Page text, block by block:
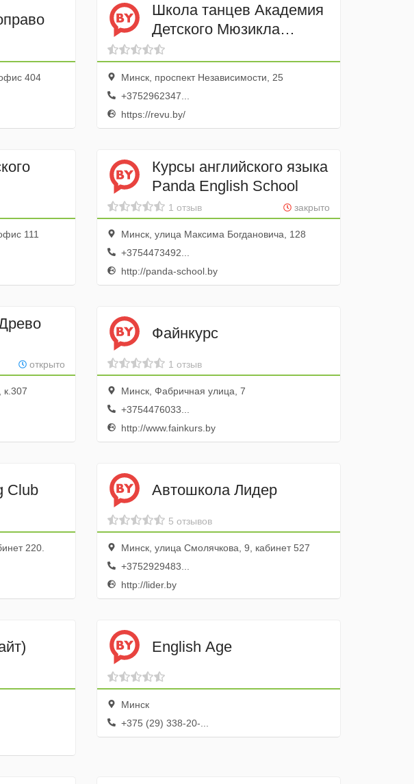
404
Школа танцев Академия
Детского Мюзикла
Натальи
Романовой Р.Э.В.Ю.
Минск, проспект Независимости, 25
+3752962347...
https://revu.by/
111
Курсы английского языка
Panda English School
закрыто
1 отзыв
Минск, улица Максима Богдановича, 128
+3754473492...
http://panda-school.by
открыто
к.307
Файнкурс
1 отзыв
Минск, Фабричная улица, 7
+3754476033...
http://www.fainkurs.by
Club
220.
Автошкола Лидер
5 отзывов
Минск, улица Смолячкова, 9, кабинет 527
+3752929483...
http://lider.by
English Age
Минск
+375 (29) 338-20-...